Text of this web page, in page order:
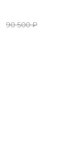
90 500 ₽